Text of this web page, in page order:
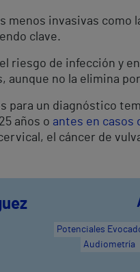
invasivas como
clave.
riesgo de infección y
aunque no la elimina
para un diagnóstico
años o antes en casos
el cáncer de
Audiometría
Potenciales